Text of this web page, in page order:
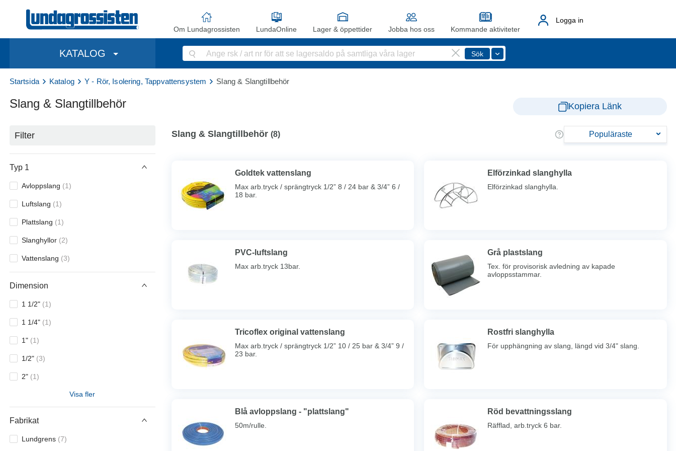
Om Lundagrossisten LundaOnline Lager & öppettider Jobba hos oss Kommande aktiviteter
Logga in
KATALOG
Startsida Katalog Y - Rör, Isolering, Tappvattensystem Slang & Slangtillbehör
Slang & Slangtillbehör Kopiera Länk
Filter
Typ 1
Avloppslang (1)
Luftslang (1)
Plattslang (1)
Slanghyllor (2)
Vattenslang (3)
Dimension
1 1/2" (1)
1 1/4" (1)
1" (1)
1/2" (3)
2" (1)
Visa fler
Fabrikat
Lundgrens (7)
Slang & Slangtillbehör (8) Populäraste
Goldtek vattenslang
Max arb.tryck / sprängtryck 1/2” 8 / 24 bar & 3/4” 6 /
18 bar.
Elförzinkad slanghylla
Elförzinkad slanghylla.
PVC-luftslang
Max arb.tryck 13bar.
Grå plastslang
Tex. för provisorisk avledning av kapade
avloppsstammar.
Tricoflex original vattenslang
Max arb.tryck / sprängtryck 1/2” 10 / 25 bar & 3/4” 9 /
23 bar.
Rostfri slanghylla
För upphängning av slang, längd vid 3/4" slang.
Blå avloppslang - "plattslang"
50m/rulle.
Röd bevattningsslang
Räfflad, arb.tryck 6 bar.